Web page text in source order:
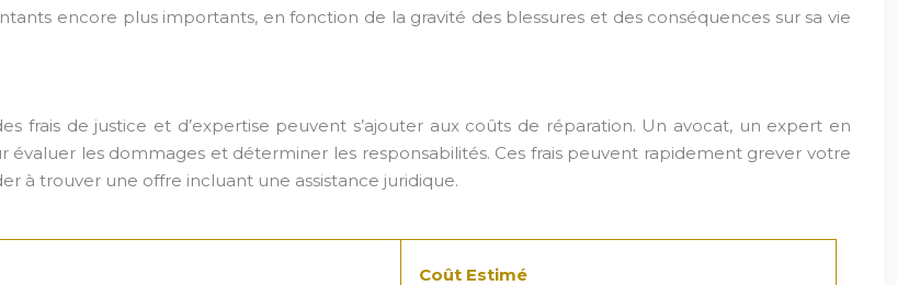
encore plus importants, en fonction de la gravité des blessures et des conséquences sur sa vie
frais de justice et d’expertise peuvent s’ajouter aux coûts de réparation. Un avocat, un expert en
les dommages et déterminer les responsabilités. Ces frais peuvent rapidement grever votre
à trouver une offre incluant une assistance juridique.
Coût Estimé